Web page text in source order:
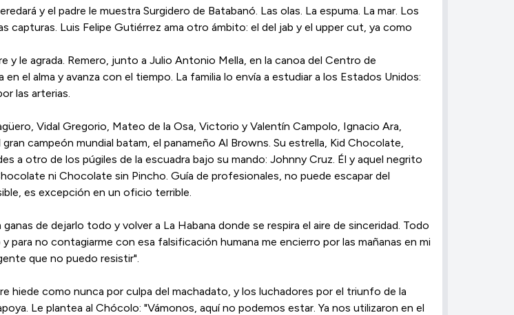
y el padre le muestra Surgidero de Batabanó. Las olas. La espuma. La mar. Los
capturas. Luis Felipe Gutiérrez ama otro ámbito: el del jab y el upper cut, ya como
y le agrada. Remero, junto a Julio Antonio Mella, en la canoa del Centro de
el alma y avanza con el tiempo. La familia lo envía a estudiar a los Estados Unidos:
las arterias.
Vidal Gregorio, Mateo de la Osa, Victorio y Valentín Campolo, Ignacio Ara,
campeón mundial batam, el panameño Al Browns. Su estrella, Kid Chocolate,
a otro de los púgiles de la escuadra bajo su mando: Johnny Cruz. Él y aquel negrito
ni Chocolate sin Pincho. Guía de profesionales, no puede escapar del
es excepción en un oficio terrible.
de dejarlo todo y volver a La Habana donde se respira el aire de sinceridad. Todo
no contagiarme con esa falsificación humana me encierro por las mañanas en mi
que no puedo resistir".
hiede como nunca por culpa del machadato, y los luchadores por el triunfo de la
Le plantea al Chócolo: "Vámonos, aquí no podemos estar. Ya nos utilizaron en el